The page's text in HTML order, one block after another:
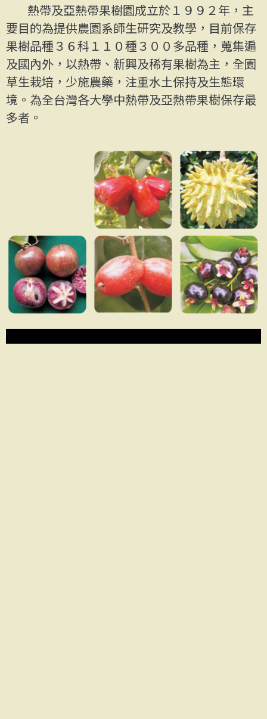
熱帶及亞熱帶果樹園成立於１９９２年，主
要目的為提供農園系師生研究及教學，目前保存
果樹品種３６科１１０種３００多品種，蒐集遍
及國內外，以熱帶、新興及稀有果樹為主，全園
草生栽培，少施農藥，注重水土保持及生態環
境。為全台灣各大學中熱帶及亞熱帶果樹保存最
多者。